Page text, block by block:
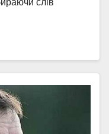
слів